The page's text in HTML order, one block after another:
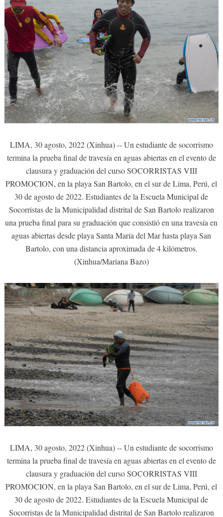
LIMA, 30 agosto, 2022 (Xinhua) -- Un estudiante de socorrismo
termina la prueba final de travesía en aguas abiertas en el evento de
clausura y graduación del curso SOCORRISTAS VIII
PROMOCION, en la playa San Bartolo, en el sur de Lima, Perú, el
30 de agosto de 2022. Estudiantes de la Escuela Municipal de
Socorristas de la Municipalidad distrital de San Bartolo realizaron
una prueba final para su graduación que consistió en una travesía en
aguas abiertas desde playa Santa María del Mar hasta playa San
Bartolo, con una distancia aproximada de 4 kilómetros.
(Xinhua/Mariana Bazo)
LIMA, 30 agosto, 2022 (Xinhua) -- Un estudiante de socorrismo
termina la prueba final de travesía en aguas abiertas en el evento de
clausura y graduación del curso SOCORRISTAS VIII
PROMOCION, en la playa San Bartolo, en el sur de Lima, Perú, el
30 de agosto de 2022. Estudiantes de la Escuela Municipal de
Socorristas de la Municipalidad distrital de San Bartolo realizaron